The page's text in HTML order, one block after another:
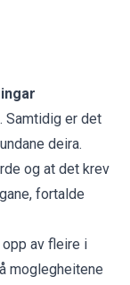
Samtidig er det
deira.
og at det krev
fortalde
av fleire i
moglegheitene